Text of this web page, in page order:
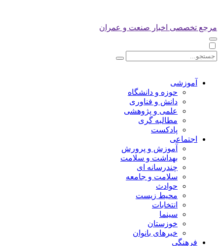
مرجع تخصصی اخبار صنعت و عمران
آموزشی
حوزه و دانشگاه
دانش و فناوری
علمی و پژوهشی
مطالبه گری
پادکست
اجتماعی
آموزش و پرورش
بهداشت و سلامت
چندرسانه ای
سلامت و جامعه
حوادث
محیط زیست
انتخابات
سینما
خوزستان
خبرهای بانوان
فرهنگی